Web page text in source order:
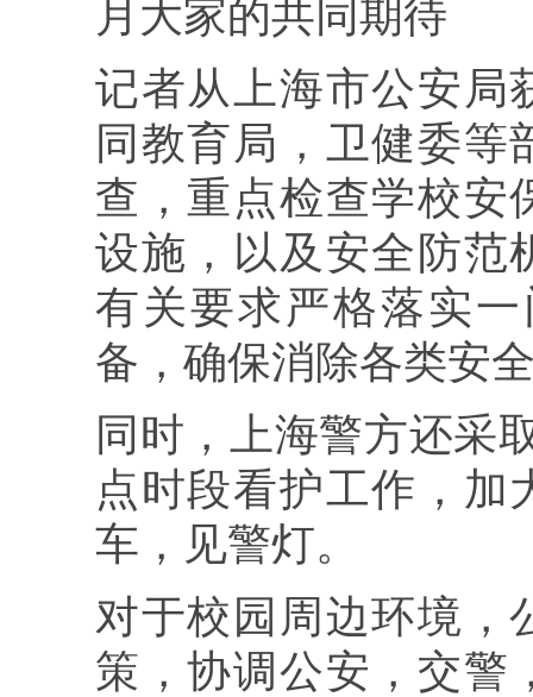
月大家的共同期待
记者从上海市公安局
同教育局，卫健委等
查，重点检查学校安
设施，以及安全防范
有关要求严格落实
备，确保消除各类安
同时，上海警方还采
点时段看护工作，加
车，见警灯。
对于校园周边环境，
策，协调公安，交警